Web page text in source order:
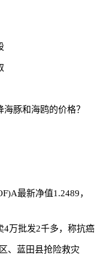
豚和海鸥的价格？
最新净值1.2489，
4万批发2千多，称抗癌
、蓝田县抢险救灾